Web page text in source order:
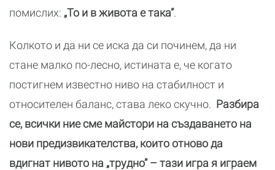
помислих: „То и в живота е така”.
Колкото и да ни се иска да си починем, да ни
стане малко по-лесно, истината е, че когато
постигнем известно ниво на стабилност и
относителен баланс, става леко скучно. Разбира
се, всички ние сме майстори на създаването на
нови предизвикателства, които отново да
вдигнат нивото на „трудно” – тази игра я играем